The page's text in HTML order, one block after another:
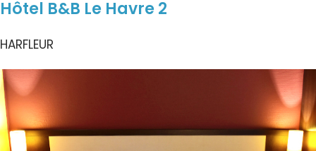
Hôtel B&B Le Havre 2
HARFLEUR